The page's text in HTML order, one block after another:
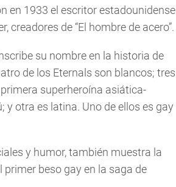
en 1933 el escritor estadounidense
creadores de “El hombre de acero”.
su nombre en la historia de
de los Eternals son blancos; tres
superheroína asiática-
y otra es latina. Uno de ellos es gay
y humor, también muestra la
primer beso gay en la saga de